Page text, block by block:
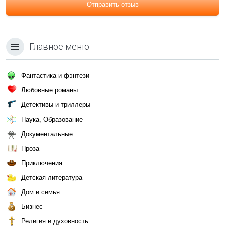
Отправить отзыв
Главное меню
Фантастика и фэнтези
Любовные романы
Детективы и триллеры
Наука, Образование
Документальные
Проза
Приключения
Детская литература
Дом и семья
Бизнес
Религия и духовность